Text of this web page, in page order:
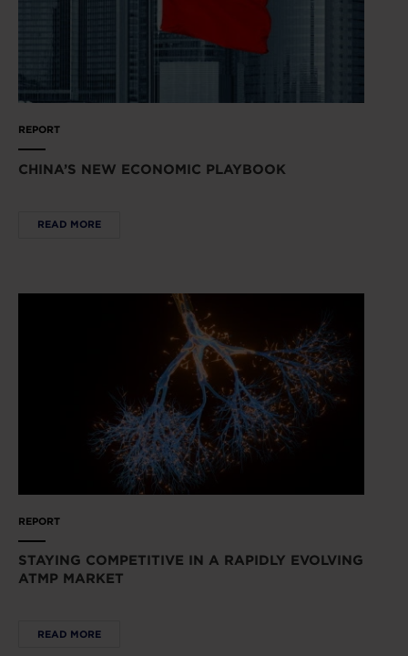
REPORT
CHINA’S NEW ECONOMIC PLAYBOOK
READ MORE
REPORT
STAYING COMPETITIVE IN A RAPIDLY EVOLVING
ATMP MARKET
READ MORE